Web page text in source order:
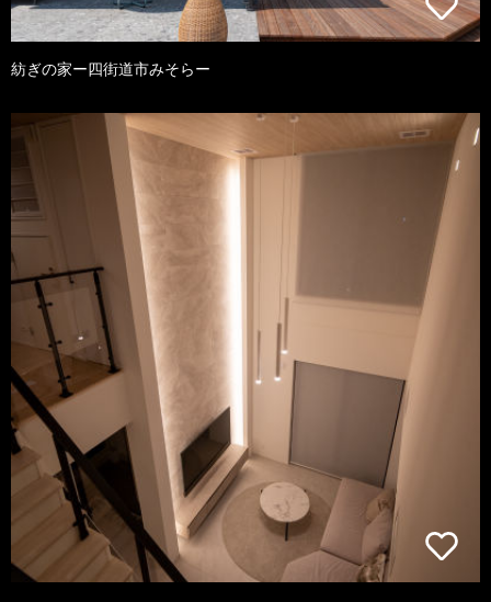
紡ぎの家ー四街道市みそらー